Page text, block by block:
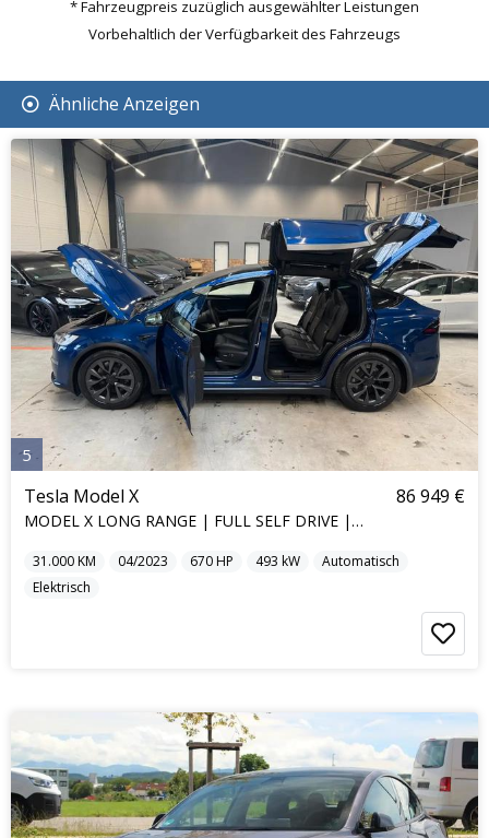
* Fahrzeugpreis zuzüglich ausgewählter Leistungen
Vorbehaltlich der Verfügbarkeit des Fahrzeugs
Ähnliche Anzeigen
5
Tesla Model X
MODEL X LONG RANGE | FULL SELF DRIVE | 7SEAT |
86 949 €
31.000KM 04/2023 670HP 493 kW
Automatisch
Elektrisch